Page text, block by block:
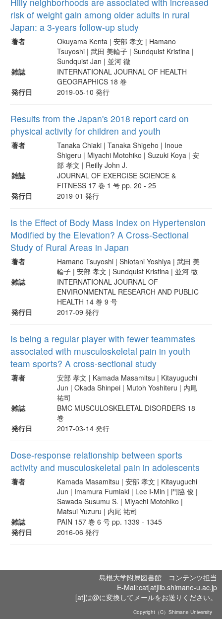
risk of weight gain among older adults in rural
Japan: a 3-years follow-up study
著者
Okuyama Kenta | 安部 孝文 | Hamano
Tsuyoshi | 武田 美輪子 | Sundquist Kristina |
Sundquist Jan | 並河 徹
雑誌
INTERNATIONAL JOURNAL OF HEALTH
GEOGRAPHICS 18 巻
発行日
2019-05-10 発行
Results from the Japan's 2018 report card on
physical activity for children and youth
著者
Tanaka Chiaki | Tanaka Shigeho | Inoue
Shigeru | Miyachi Motohiko | Suzuki Koya | 安
部 孝文 | Reilly John J.
雑誌
JOURNAL OF EXERCISE SCIENCE &
FITNESS 17 巻 1 号 pp. 20 - 25
発行日
2019-01 発行
Is the Effect of Body Mass Index on Hypertension
Modified by the Elevation? A Cross-Sectional
Study of Rural Areas in Japan
著者
Hamano Tsuyoshi | Shiotani Yoshiya | 武田 美
輪子 | 安部 孝文 | Sundquist Kristina | 並河 徹
雑誌
INTERNATIONAL JOURNAL OF
ENVIRONMENTAL RESEARCH AND PUBLIC
HEALTH 14 巻 9 号
発行日
2017-09 発行
Is being a regular player with fewer teammates
associated with musculoskeletal pain in youth
team sports? A cross-sectional study
著者
安部 孝文 | Kamada Masamitsu | Kitayuguchi
Jun | Okada Shinpei | Mutoh Yoshiteru | 内尾
祐司
雑誌
BMC MUSCULOSKELETAL DISORDERS 18
巻
発行日
2017-03-14 発行
Dose-response relationship between sports
activity and musculoskeletal pain in adolescents
著者
Kamada Masamitsu | 安部 孝文 | Kitayuguchi
Jun | Imamura Fumiaki | Lee I-Min | 門脇 俊 |
Sawada Susumu S. | Miyachi Motohiko |
Matsui Yuzuru | 内尾 祐司
雑誌
PAIN 157 巻 6 号 pp. 1339 - 1345
発行日
2016-06 発行
島根大学附属図書館 コンテンツ担当
E-Mail:cat[at]lib.shimane-u.ac.jp
[at]は@に変換してメールをお送りください。
Copyright（C）Shimane University